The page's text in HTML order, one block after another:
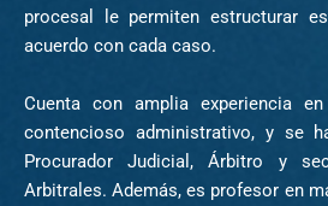
procesal le permiten estructurar
acuerdo con cada caso.
Cuenta con amplia experiencia
contencioso administrativo, y se
Procurador Judicial, Árbitro y
Arbitrales. Además, es profesor en